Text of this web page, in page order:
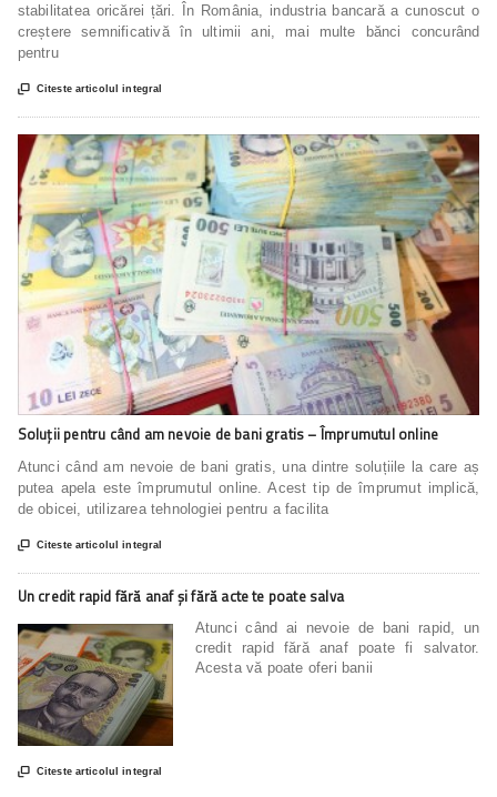
stabilitatea oricărei țări. În România, industria bancară a cunoscut o
creștere semnificativă în ultimii ani, mai multe bănci concurând
pentru
 Citeste articolul integral
Soluții pentru când am nevoie de bani gratis – Împrumutul online
Atunci când am nevoie de bani gratis, una dintre soluțiile la care aș
putea apela este împrumutul online. Acest tip de împrumut implică,
de obicei, utilizarea tehnologiei pentru a facilita
 Citeste articolul integral
Un credit rapid fără anaf și fără acte te poate salva
Atunci când ai nevoie de bani rapid, un
credit rapid fără anaf poate fi salvator.
Acesta vă poate oferi banii
 Citeste articolul integral